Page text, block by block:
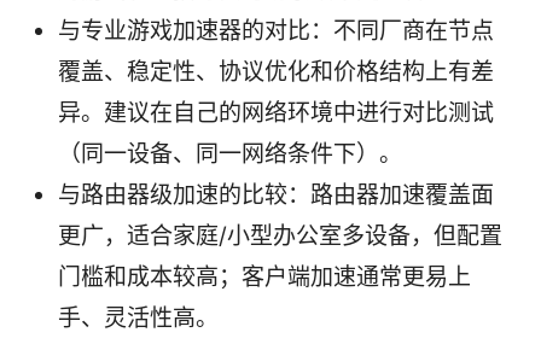
与专业游戏加速器的对比：不同厂商在节点
覆盖、稳定性、协议优化和价格结构上有差
异。建议在自己的网络环境中进行对比测试
（同一设备、同一网络条件下）。
与路由器级加速的比较：路由器加速覆盖面
更广，适合家庭/小型办公室多设备，但配置
门槛和成本较高；客户端加速通常更易上
手、灵活性高。